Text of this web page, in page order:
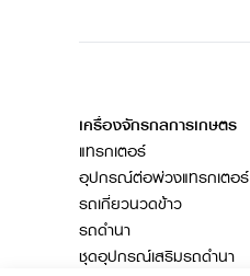
เครื่องจักรกลการเกษตร
แทรกเตอร์
อุปกรณ์ต่อพ่วงแทรกเตอร์
รถเกี่ยวนวดข้าว
รถดำนา
ชุดอุปกรณ์เสริมรถดำนา